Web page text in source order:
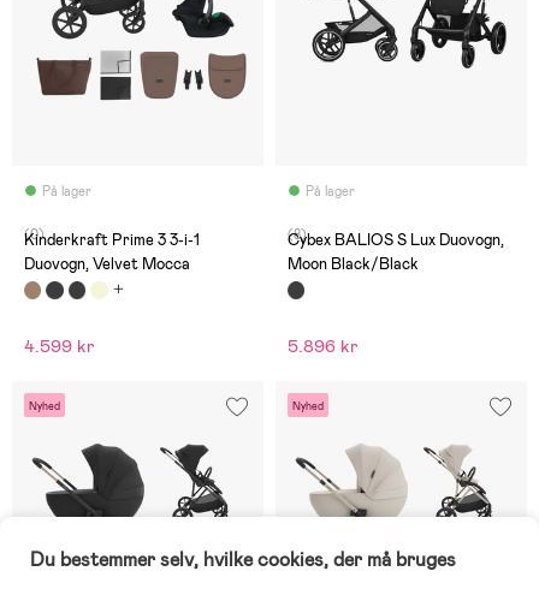
På lager
(0)
Kinderkraft Prime 3 3-i-1
Duovogn, Velvet Mocca
4.599 kr
På lager
(8)
Cybex BALIOS S Lux Duovogn,
Moon Black/Black
5.896 kr
Nyhed Nyhed
Du bestemmer selv, hvilke cookies, der må bruges